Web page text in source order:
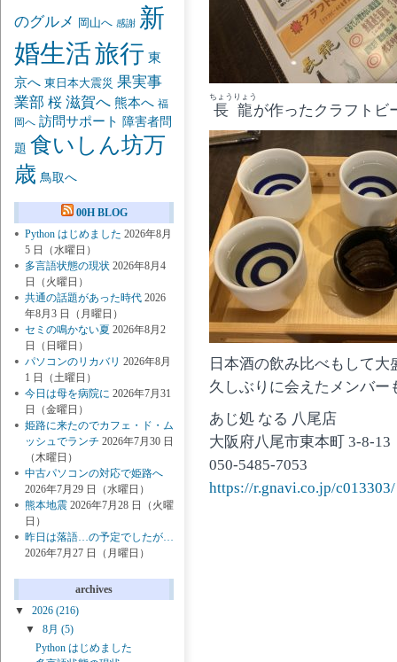
のグルメ 岡山へ 感謝 新
婚生活旅行 東
京へ 東日本大震災 果実事
業部 桜 滋賀へ 熊本へ 福
岡へ 訪問サポート 障害者問
題 食いしん坊万
歳 鳥取へ
00H BLOG
Python はじめました 2026年8月
5 日（水曜日）
多言語状態の現状 2026年8月4
日（火曜日）
共通の話題があった時代 2026
年8月3 日（月曜日）
セミの鳴かない夏 2026年8月2
日（日曜日）
パソコンのリカバリ 2026年8月
1 日（土曜日）
今日は母を病院に 2026年7月31
日（金曜日）
姫路に来たのでカフェ・ド・ム
ッシュでランチ 2026年7月30 日
（木曜日）
中古パソコンの対応で姫路へ
2026年7月29 日（水曜日）
熊本地震 2026年7月28 日（火曜
日）
昨日は落語…の予定でしたが…
2026年7月27 日（月曜日）
archives
▼
2026 (216)
▼
8月 (5)
Python はじめました
長龍
ちょうりょう
が作ったクラフトビ
日本酒の飲み比べもして大
久しぶりに会えたメンバ
あじ処 なる 八尾店
大阪府八尾市東本町 3-8-13
050-5485-7053
https://r.gnavi.co.jp/c013303/